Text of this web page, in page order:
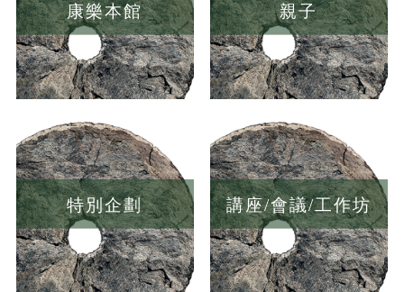
康樂本館 親子
特別企劃 講座/會議/工作坊